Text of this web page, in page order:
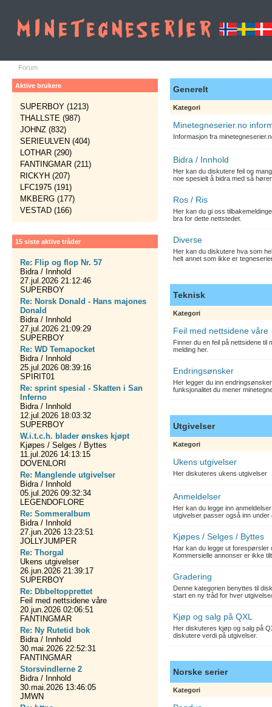
Forum
Aktive brukere
SUPERBOY (1213)
THALLSTE (987)
JOHNZ (832)
SERIEULVEN (404)
LOTHAR (290)
FANTINGMAR (211)
RICKYH (207)
LFC1975 (191)
MKBERG (177)
VESTAD (166)
15 siste aktive tråder
Re: Flip og flop Nr. 57
Bidra / Innhold
27.jul.2026 21:12:46
SUPERBOY
Re: Norsk Donald - Hans majones
Donald
Bidra / Innhold
27.jul.2026 21:09:29
SUPERBOY
Re: WD Temapocket
Bidra / Innhold
25.jul.2026 08:39:16
SPIRIT01
Re: sprint spesial - Skatten i San
Inferno
Bidra / Innhold
12.jul.2026 18:03:32
SUPERBOY
W.i.t.c.h. blader ønskes kjøpt
Kjøpes / Selges / Byttes
11.jul.2026 14:13:15
DOVENLORI
Re: Manglende utgivelser
Bidra / Innhold
05.jul.2026 09:32:34
LEGENDOFLORE
Re: Sommeralbum
Bidra / Innhold
27.jun.2026 13:23:51
JOLLYJUMPER
Re: Thorgal
Ukens utgivelser
26.jun.2026 21:39:17
SUPERBOY
Re: Dbbeltopprettet
Feil med nettsidene våre
20.jun.2026 02:06:51
FANTINGMAR
Re: Ny Rutetid bok
Bidra / Innhold
30.mai.2026 22:52:31
FANTINGMAR
Storsvindlerne 2
Bidra / Innhold
30.mai.2026 13:46:05
JMWN
Generelt
Kategori
Minetegneserier.no
Informasjon fra
Bidra / Innhold
Her kan du diskutere feil og
noe spesielt å bidra med så
Ros / Ris
Her kan du gi oss
bra for dette nettstedet.
Diverse
Her kan du diskutere hva som
helt annet som ikke er
Teknisk
Kategori
Feil med nettsidene våre
Finner du en feil på nettsidene til
melding her.
Endringsønsker
Her legger du inn
funksjonalitet du mener
Utgivelser
Kategori
Ukens utgivelser
Her diskuteres ukens utgivelser
Anmeldelser
Her kan du legge inn
utgivelser passer også inn under
Kjøpes / Selges / Byttes
Har kan du legge ut forespørsler
Kommersielle annonser er ikke
Gradering
Denne kategorien benyttes til
start en ny tråd for hver
Kjøp og salg på QXL
Her diskuteres kjøp og salg på
diskutere verdi på utgivelser.
Norske serier
Kategori